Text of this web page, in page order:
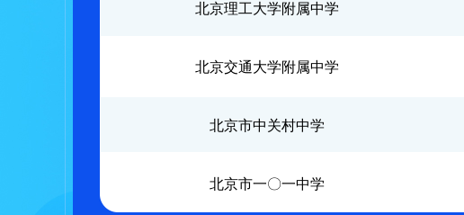
北京理工大学附属中学
北京交通大学附属中学
北京市中关村中学
北京市一〇一中学